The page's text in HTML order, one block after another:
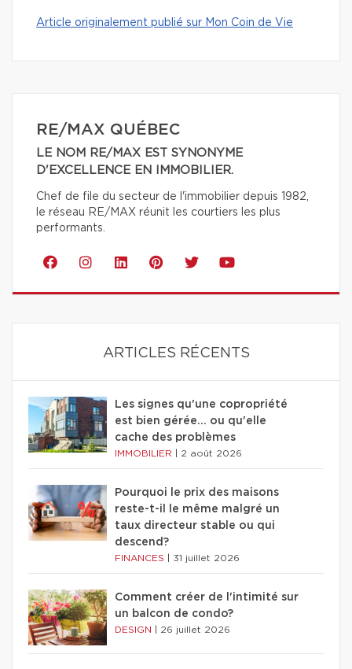
Article originalement publié sur Mon Coin de Vie
RE/MAX QUÉBEC
LE NOM RE/MAX EST SYNONYME
D'EXCELLENCE EN IMMOBILIER.
Chef de file du secteur de l'immobilier depuis 1982,
le réseau RE/MAX réunit les courtiers les plus
performants.
ARTICLES RÉCENTS
Les signes qu'une copropriété
est bien gérée… ou qu'elle
cache des problèmes
IMMOBILIER 2 août 2026
Pourquoi le prix des maisons
reste-t-il le même malgré un
taux directeur stable ou qui
descend?
FINANCES 31 juillet 2026
Comment créer de l'intimité sur
un balcon de condo?
DESIGN 26 juillet 2026